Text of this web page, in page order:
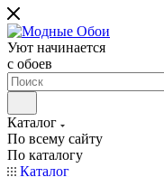
Уют начинается
c обоев
Каталог
По всему сайту
По каталогу
Каталог